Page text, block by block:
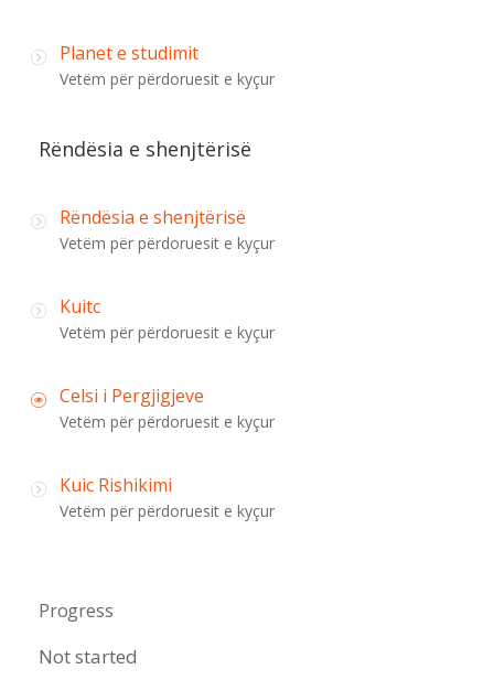
Planet e studimit
Vetëm për përdoruesit e kyçur
Rëndësia e shenjtërisë
Rëndësia e shenjtërisë
Vetëm për përdoruesit e kyçur
Kuitc
Vetëm për përdoruesit e kyçur
Celsi i Pergjigjeve
Vetëm për përdoruesit e kyçur
Kuic Rishikimi
Vetëm për përdoruesit e kyçur
Progress
Not started